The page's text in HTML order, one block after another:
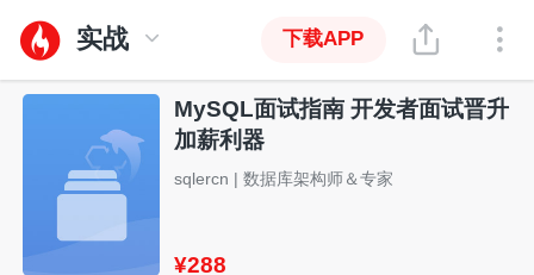
实战 下载APP
MySQL面试指南 开发者面试晋升
加薪利器
sqlercn | 数据库架构师＆专家
¥288